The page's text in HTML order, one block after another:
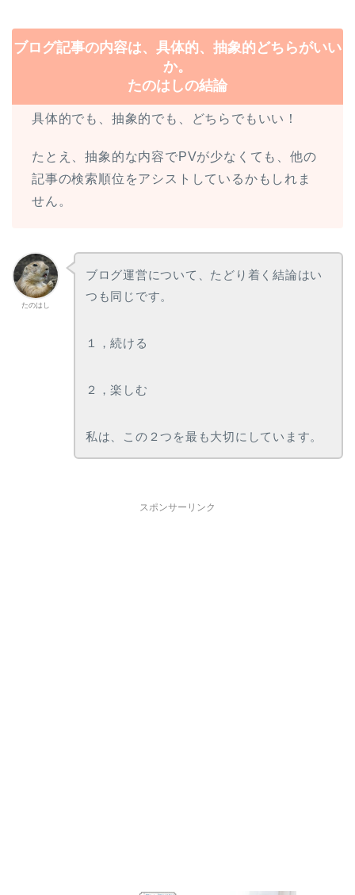
ブログ記事の内容は、具体的、抽象的どちらがいい
か。
たのはしの結論
具体的でも、抽象的でも、どちらでもいい！
たとえ、抽象的な内容でPVが少なくても、他の
記事の検索順位をアシストしているかもしれま
せん。
たのはし
ブログ運営について、たどり着く結論はい
つも同じです。
１，続ける
２，楽しむ
私は、この２つを最も大切にしています。
スポンサーリンク